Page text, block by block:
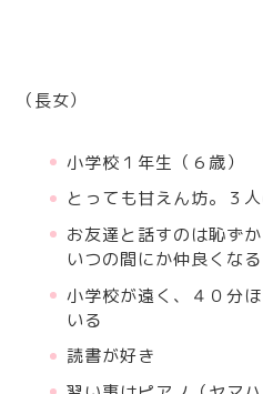
（長女）
小学校１年生（６歳）
とっても甘えん坊。３
お友達と話すのは恥ず
いつの間にか仲良くなる
小学校が遠く、４０分
いる
読書が好き